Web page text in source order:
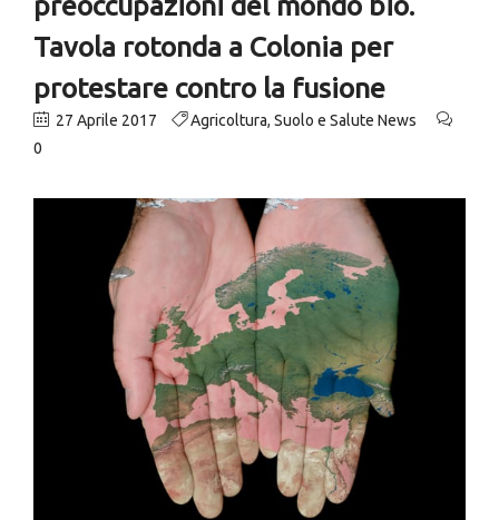
Tavola rotonda a Colonia per
protestare contro la fusione
27 Aprile 2017 Agricoltura, Suolo e Salute News
0